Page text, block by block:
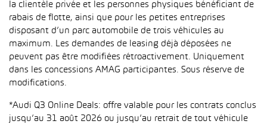
la clientèle privée et les personnes physiques bénéficiant de
rabais de flotte, ainsi que pour les petites entreprises
disposant d’un parc automobile de trois véhicules au
maximum. Les demandes de leasing déjà déposées ne
peuvent pas être modifiées rétroactivement. Uniquement
dans les concessions AMAG participantes. Sous réserve de
modifications.
*Audi Q3 Online Deals: offre valable pour les contrats conclus
jusqu’au 31 août 2026 ou jusqu’au retrait de tout véhicule